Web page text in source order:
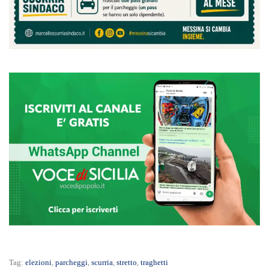
Tag: elezioni parcheggi scurria stretto traghetti